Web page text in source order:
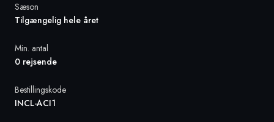
Sæson
Tilgængelig hele året
Min. antal
0 rejsende
Bestillingskode
INCL-ACI1